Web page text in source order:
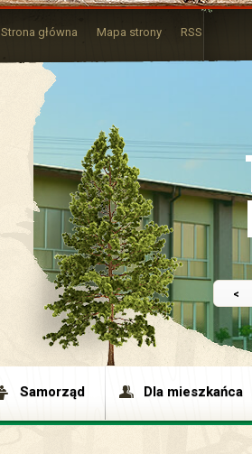
<
Strona główna Mapa strony RSS
Samorząd Dla mieszkańca